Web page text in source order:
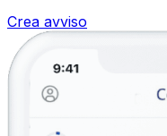
Crea avviso